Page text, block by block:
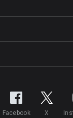
Facebook X